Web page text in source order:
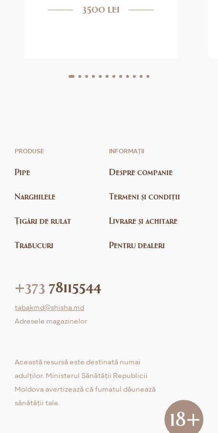
3500 lei
PRODUSE
Pipe
Narghilele
Țigări de rulat
Trabucuri
INFORMAȚII
Despre companie
Termeni și condiții
Livrare și achitare
Pentru dealeri
+373 78115544
tabakmd@shisha.md
Adresele magazinelor
Această resursă este destinată numai
adulților. Ministerul Sănătății Republicii
Moldova avertizează că fumatul dăunează
sănătății tale.